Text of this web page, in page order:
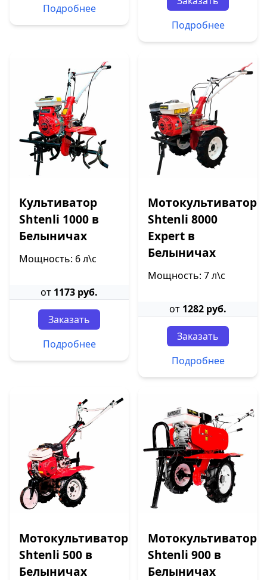
Подробнее
Подробнее
Культиватор
Shtenli 1000 в
Белыничах
Мощность: 6 л\с
от 1173 руб.
Заказать
Подробнее
Мотокультиватор
Shtenli 8000
Expert в
Белыничах
Мощность: 7 л\с
от 1282 руб.
Заказать
Подробнее
Мотокультиватор
Shtenli 500 в
Белыничах
Мотокультиватор
Shtenli 900 в
Белыничах